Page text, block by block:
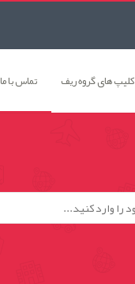
کلیپ های گروه ریف تماس با ما